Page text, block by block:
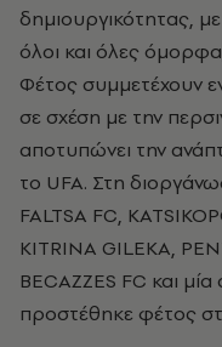
δημιουργικότητας,
όλοι και όλες
Φέτος συμμετέχουν
σε σχέση με την
αποτυπώνει την
το UFA. Στη
FALTSA FC,
KITRINA GILEKA,
BECAZZES FC και
προστέθηκε φέτος